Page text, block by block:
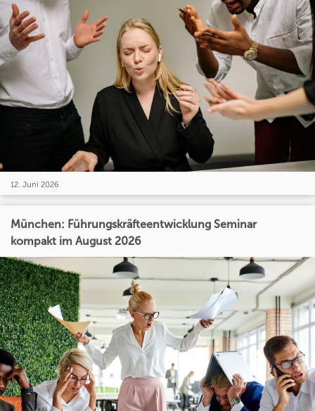
12. Juni 2026
München: Führungskräfteentwicklung Seminar
kompakt im August 2026